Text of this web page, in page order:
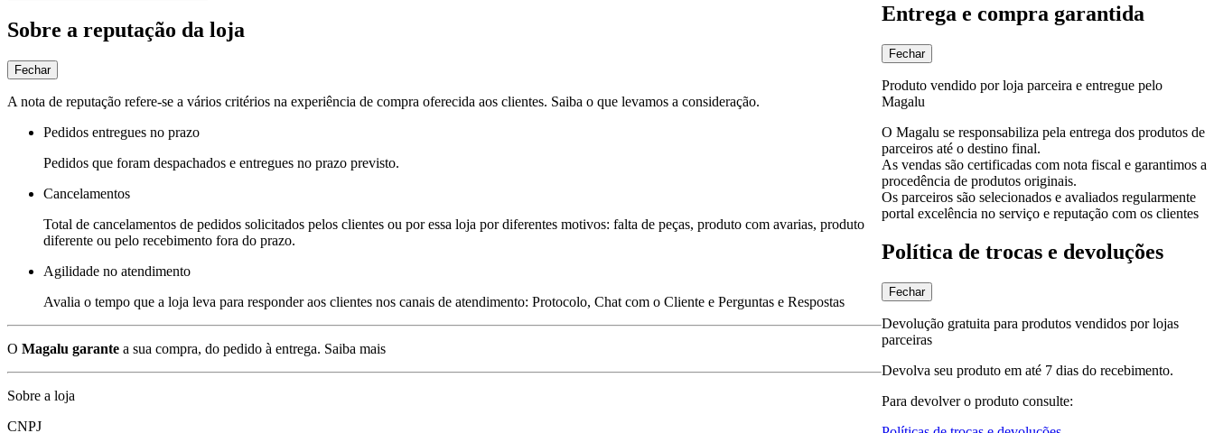
Sobre a reputação da loja
Fechar
A nota de reputação refere-se a vários critérios na experiência de compra oferecida aos clientes. Saiba o que levamos a consideração.
Pedidos entregues no prazo
Pedidos que foram despachados e entregues no prazo previsto.
Cancelamentos
Total de cancelamentos de pedidos solicitados pelos clientes ou por essa loja por diferentes motivos: falta de peças, produto com avarias, produto
diferente ou pelo recebimento fora do prazo.
Agilidade no atendimento
Avalia o tempo que a loja leva para responder aos clientes nos canais de atendimento: Protocolo, Chat com o Cliente e Perguntas e Respostas
O Magalu garante a sua compra, do pedido à entrega. Saiba mais
Sobre a loja
CNPJ
Entrega e compra garantida
Fechar
Produto vendido por loja parceira e entregue pelo
Magalu
O Magalu se responsabiliza pela entrega dos produtos de
parceiros até o destino final.
As vendas são certificadas com nota fiscal e garantimos a
procedência de produtos originais.
Os parceiros são selecionados e avaliados regularmente
portal excelência no serviço e reputação com os clientes
Política de trocas e devoluções
Fechar
Devolução gratuita para produtos vendidos por lojas
parceiras
Devolva seu produto em até 7 dias do recebimento.
Para devolver o produto consulte: